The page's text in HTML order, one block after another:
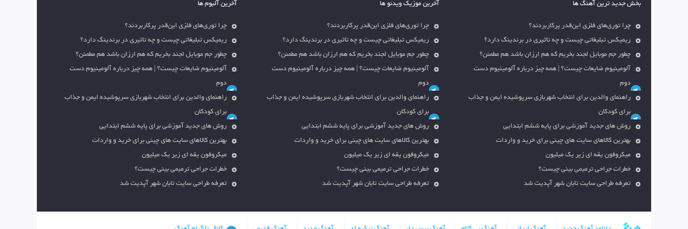
بخش جدید ترین آهنگ ها
چرا توری‌های فلزی این‌قدر پرکاربردند؟
ریمیکس تبلیغاتی چیست و چه تاثیری در برندینگ دارد؟
چطور جم موبایل لجند بخریم که هم ارزان باشد هم مطمئن؟
آلومینیوم ضایعات چیست؟ | همه چیز درباره آلومینیوم دست
دوم
راهنمای والدین برای انتخاب شهربازی سرپوشیده ایمن و جذاب
برای کودکان
روش های جدید آموزشی برای پایه ششم ابتدایی
بهترین کالاهای سایت های چینی برای خرید و واردات
میکروفون یقه ای زیر یک میلیون
خطرات جراحی ترمیمی بینی چیست؟
تعرفه طراحی سایت تابان شهر آپدیت شد
آخرین موزیک ویدئو ها
چرا توری‌های فلزی این‌قدر پرکاربردند؟
ریمیکس تبلیغاتی چیست و چه تاثیری در برندینگ دارد؟
چطور جم موبایل لجند بخریم که هم ارزان باشد هم مطمئن؟
آلومینیوم ضایعات چیست؟ | همه چیز درباره آلومینیوم دست
دوم
راهنمای والدین برای انتخاب شهربازی سرپوشیده ایمن و جذاب
برای کودکان
روش های جدید آموزشی برای پایه ششم ابتدایی
بهترین کالاهای سایت های چینی برای خرید و واردات
میکروفون یقه ای زیر یک میلیون
خطرات جراحی ترمیمی بینی چیست؟
تعرفه طراحی سایت تابان شهر آپدیت شد
آخرین آلبوم ها
چرا توری‌های فلزی این‌قدر پرکاربردند؟
ریمیکس تبلیغاتی چیست و چه تاثیری در برندینگ دارد؟
چطور جم موبایل لجند بخریم که هم ارزان باشد هم مطمئن؟
آلومینیوم ضایعات چیست؟ | همه چیز درباره آلومینیوم دست
دوم
راهنمای والدین برای انتخاب شهربازی سرپوشیده ایمن و جذاب
برای کودکان
روش های جدید آموزشی برای پایه ششم ابتدایی
بهترین کالاهای سایت های چینی برای خرید و واردات
میکروفون یقه ای زیر یک میلیون
خطرات جراحی ترمیمی بینی چیست؟
تعرفه طراحی سایت تابان شهر آپدیت شد